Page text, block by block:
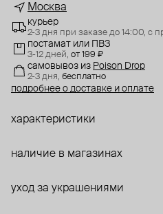
Москва
курьер
2-3 дня при заказе до 14:00, с
постамат или ПВЗ
3-12 дней, от 199 ₽
самовывоз из Poison Drop
2-3 дня, бесплатно
подробнее о доставке и оплате
характеристики
наличие в магазинах
уход за украшениями